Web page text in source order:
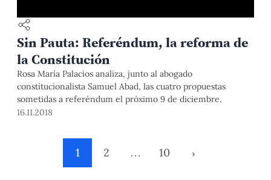
Sin Pauta: Referéndum, la reforma de
la Constitución
Rosa María Palacios analiza, junto al abogado
constitucionalista Samuel Abad, las cuatro propuestas
sometidas a referéndum el próximo 9 de diciembre.
16.11.2018
1 2 … 10 ›